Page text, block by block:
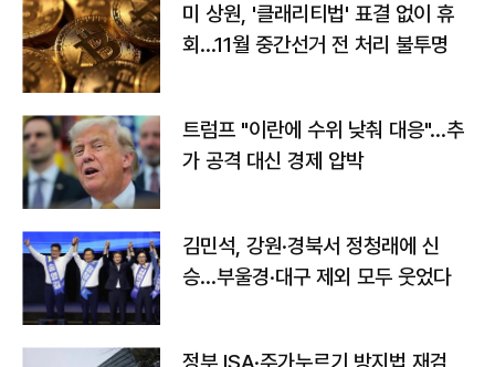
미 상원, '클래리티법' 표결 없이 휴
회…11월 중간선거 전 처리 불투명
트럼프 "이란에 수위 낮춰 대응"…추
가 공격 대신 경제 압박
김민석, 강원·경북서 정청래에 신
승…부울경·대구 제외 모두 웃었다